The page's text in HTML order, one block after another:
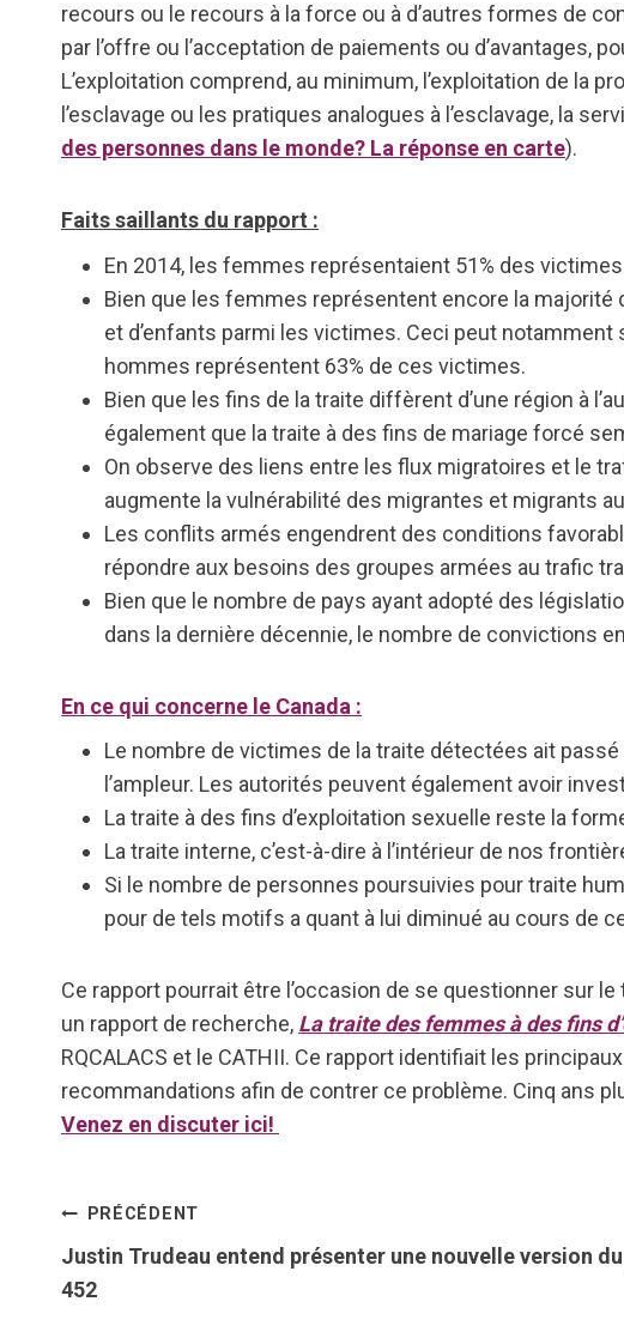
recours ou le recours à la force ou à d’autres formes de
par l’offre ou l’acceptation de paiements ou d’avantages,
L’exploitation comprend, au minimum, l’exploitation de la
l’esclavage ou les pratiques analogues à l’esclavage, la
des personnes dans le monde? La réponse en carte).
Faits saillants du rapport :
En 2014, les femmes représentaient 51% des
Bien que les femmes représentent encore la majorité
et d’enfants parmi les victimes. Ceci peut
hommes représentent 63% de ces victimes.
Bien que les fins de la traite diffèrent d’une région à
également que la traite à des fins de mariage forcé
On observe des liens entre les flux migratoires et le
augmente la vulnérabilité des migrantes et migrants
Les conflits armés engendrent des conditions
répondre aux besoins des groupes armées au trafic
Bien que le nombre de pays ayant adopté des
dans la dernière décennie, le nombre de convictions
En ce qui concerne le Canada :
Le nombre de victimes de la traite détectées ait
l’ampleur. Les autorités peuvent également avoir
La traite à des fins d’exploitation sexuelle reste la
La traite interne, c’est-à-dire à l’intérieur de nos
Si le nombre de personnes poursuivies pour traite
pour de tels motifs a quant à lui diminué au cours de
Ce rapport pourrait être l’occasion de se questionner sur
un rapport de recherche, La traite des femmes à des fins
RQCALACS et le CATHII. Ce rapport identifiait les
recommandations afin de contrer ce problème. Cinq ans
Venez en discuter ici!
Navigation
de
PRÉCÉDENT
Justin Trudeau entend présenter une nouvelle version
452